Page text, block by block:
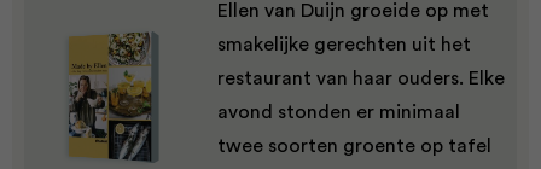
Ellen van Duijn groeide op met
smakelijke gerechten uit het
restaurant van haar ouders. Elke
avond stonden er minimaal
twee soorten groente op tafel